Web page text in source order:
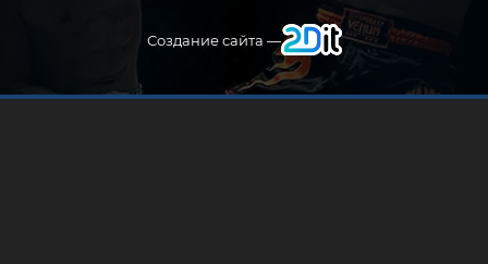
Создание сайта —